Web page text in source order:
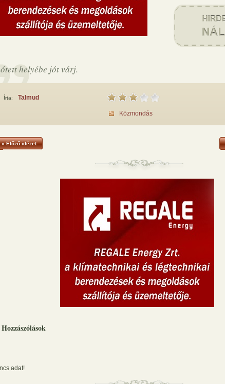
helyébe jót várj.
Írta: Talmud
Közmondás
« Előző idézet
Hozzászólások
adat!